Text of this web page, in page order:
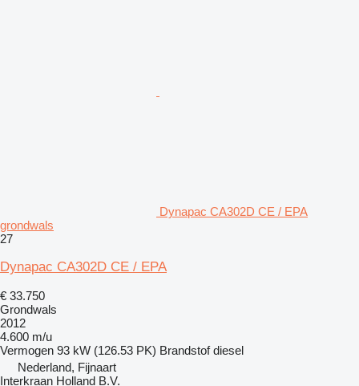
Dynapac CA302D CE / EPA
grondwals
27
Dynapac CA302D CE / EPA
€ 33.750
Grondwals
2012
4.600 m/u
Vermogen 93 kW (126.53 PK) Brandstof diesel
Nederland, Fijnaart
Interkraan Holland B.V.